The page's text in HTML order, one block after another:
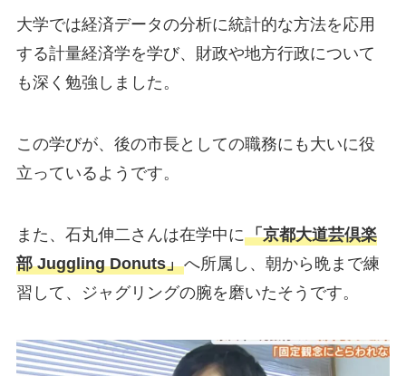
大学では経済データの分析に統計的な方法を応用
する計量経済学を学び、財政や地方行政について
も深く勉強しました​。
この学びが、後の市長としての職務にも大いに役
立っているようです。
また、石丸伸二さんは在学中に「京都大道芸倶楽
部 Juggling Donuts」へ所属し、朝から晩まで練
習して、ジャグリングの腕を磨いたそうです。